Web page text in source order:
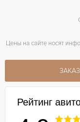
Цены на сайте носят
Рейтинг